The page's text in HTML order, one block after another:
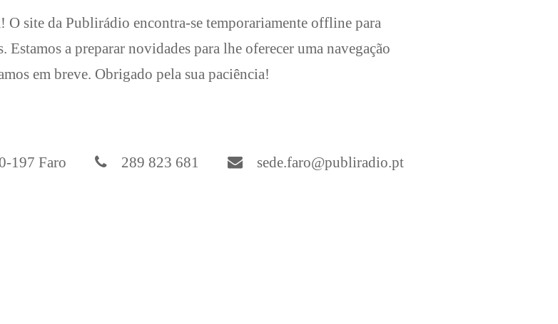
O site da Publirádio encontra-se temporariamente offline para
Estamos a preparar novidades para lhe oferecer uma navegação
em breve. Obrigado pela sua paciência!
197 Faro 289 823 681 sede.faro@publiradio.pt